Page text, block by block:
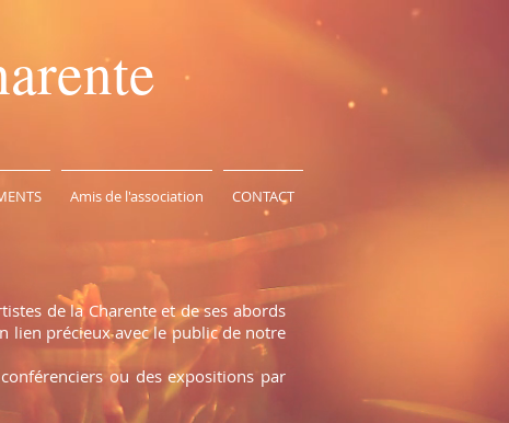
Amis de l'association CONTACT
de la Charente et de ses abords
lien précieux avec le public de notre
ou des expositions par